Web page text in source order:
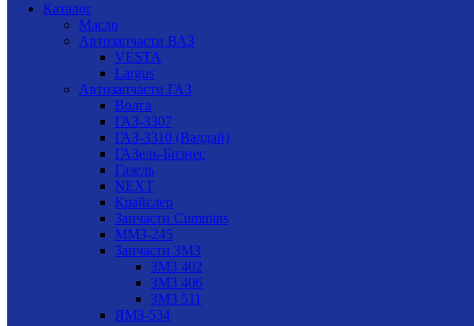
Каталог
Масло
Автозапчасти ВАЗ
VESTA
Largus
Автозапчасти ГАЗ
Волга
ГАЗ-3307
ГАЗ-3310 (Валдай)
ГАЗель-Бизнес
Газель
NEXT
Крайслер
Запчасти Cummins
ММЗ-245
Запчасти ЗМЗ
ЗМЗ 402
ЗМЗ 406
ЗМЗ 511
ЯМЗ-534